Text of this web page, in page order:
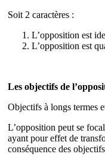
Soit 2 caractères :
L’opposition est
L’opposition est
Les objectifs de
Objectifs à longs termes
L’opposition peut se
ayant pour effet de
conséquence des